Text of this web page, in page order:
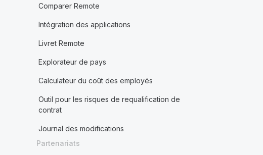
Comparer Remote
Intégration des applications
Livret Remote
Explorateur de pays
Calculateur du coût des employés
Outil pour les risques de requalification de
contrat
Journal des modifications
Partenariats